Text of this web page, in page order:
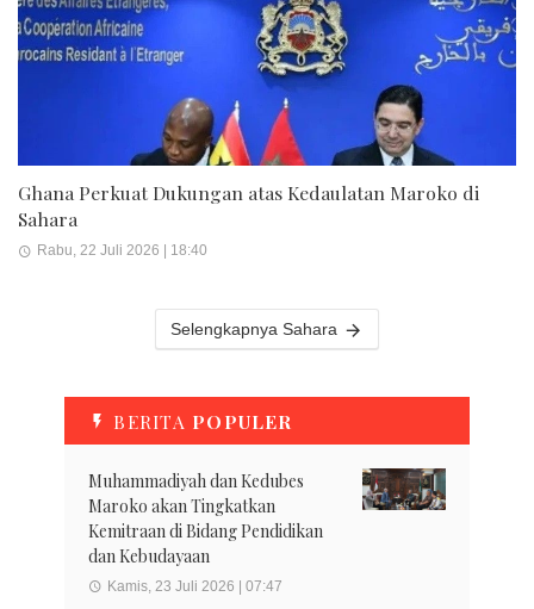
Ghana Perkuat Dukungan atas Kedaulatan Maroko di
Sahara
Rabu, 22 Juli 2026 | 18:40
Selengkapnya Sahara
BERITA POPULER
Muhammadiyah dan Kedubes
Maroko akan Tingkatkan
Kemitraan di Bidang Pendidikan
dan Kebudayaan
Kamis, 23 Juli 2026 | 07:47